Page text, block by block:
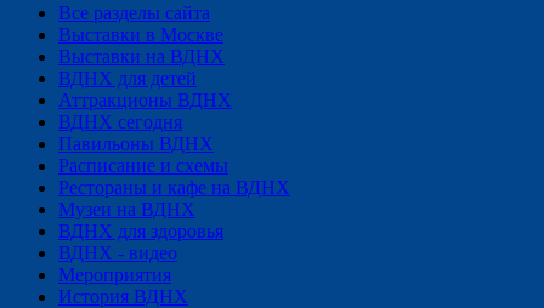
Все разделы сайта
Выставки в Москве
Выставки на ВДНХ
ВДНХ для детей
Аттракционы ВДНХ
ВДНХ сегодня
Павильоны ВДНХ
Расписание и схемы
Рестораны и кафе на ВДНХ
Музеи на ВДНХ
ВДНХ для здоровья
ВДНХ - видео
Мероприятия
История ВДНХ